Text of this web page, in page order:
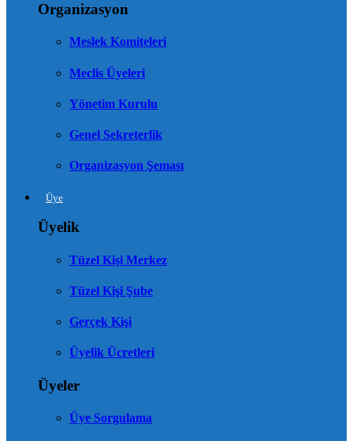
Organizasyon
Meslek Komiteleri
Meclis Üyeleri
Yönetim Kurulu
Genel Sekreterlik
Organizasyon Şeması
Üye
Üyelik
Tüzel Kişi Merkez
Tüzel Kişi Şube
Gerçek Kişi
Üyelik Ücretleri
Üyeler
Üye Sorgulama